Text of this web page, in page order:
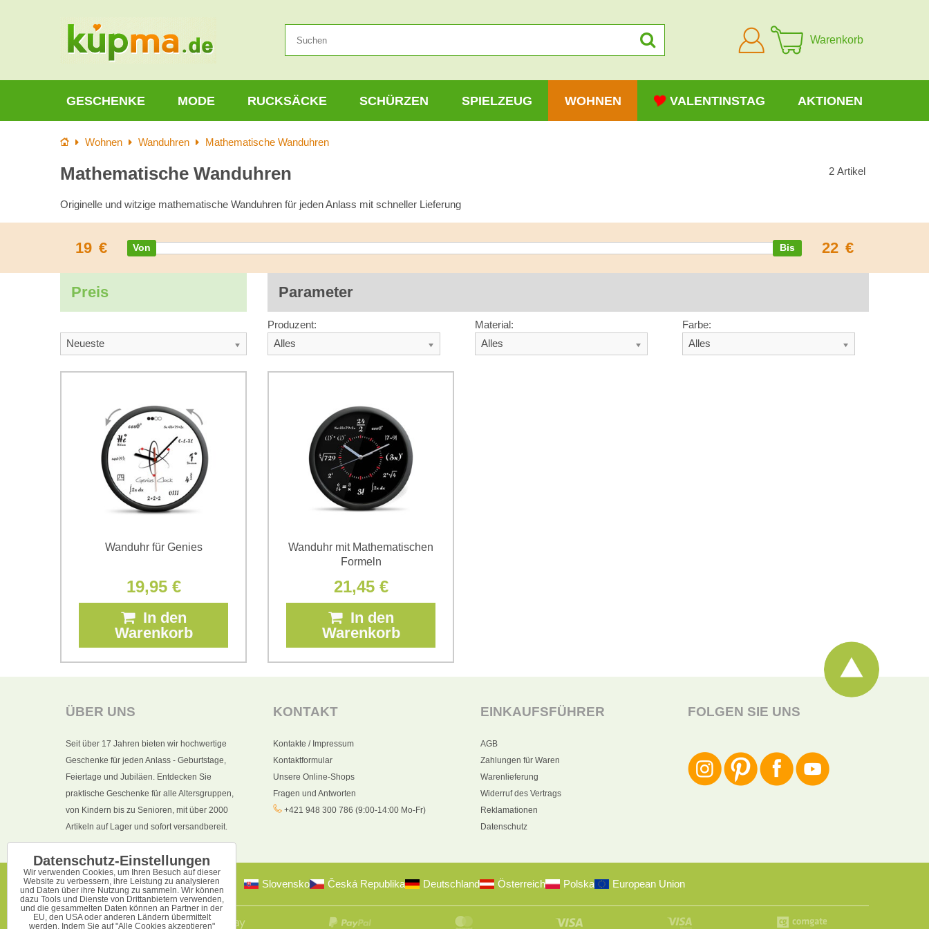
Anmelden
Warenkorb
GESCHENKE MODE RUCKSÄCKE SCHÜRZEN SPIELZEUG WOHNEN VALENTINSTAG AKTIONEN
StartseiteWohnen Wanduhren Mathematische Wanduhren
Mathematische Wanduhren 2 Artikel
Originelle und witzige mathematische Wanduhren für jeden Anlass mit schneller Lieferung
19 € 22 €
Preis Parameter
Neueste
Produzent:
Alles
Material:
Alles
Farbe:
Alles
Wanduhr für Genies
19,95 €
In den
Warenkorb
Wanduhr mit Mathematischen
Formeln
21,45 €
In den
Warenkorb
ÜBER UNS
Seit über 17 Jahren bieten wir hochwertige
Geschenke für jeden Anlass - Geburtstage,
Feiertage und Jubiläen. Entdecken Sie
praktische Geschenke für alle Altersgruppen,
von Kindern bis zu Senioren, mit über 2000
Artikeln auf Lager und sofort versandbereit.
KONTAKT
Kontakte / Impressum
Kontaktformular
Unsere Online-Shops
Fragen und Antworten
+421 948 300 786 (9:00-14:00 Mo-Fr)
EINKAUFSFÜHRER
AGB
Zahlungen für Waren
Warenlieferung
Widerruf des Vertrags
Reklamationen
Datenschutz
FOLGEN SIE UNS
Slovensko Česká Republika Deutschland Österreich Polska European Union
Datenschutz-Einstellungen
Wir verwenden Cookies, um Ihren Besuch auf dieser
Website zu verbessern, ihre Leistung zu analysieren
und Daten über ihre Nutzung zu sammeln. Wir können
dazu Tools und Dienste von Drittanbietern verwenden,
und die gesammelten Daten können an Partner in der
EU, den USA oder anderen Ländern übermittelt
werden. Indem Sie auf "Alle Cookies akzeptieren"